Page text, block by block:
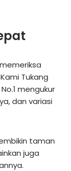
Tukang
mengukur
dan variasi
taman
juga